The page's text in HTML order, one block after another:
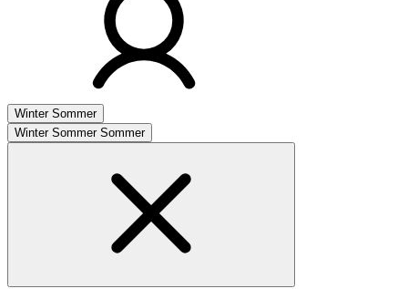
Winter Sommer
Winter Sommer Sommer